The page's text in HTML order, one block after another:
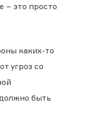
– это просто
каких-то
угроз со
быть